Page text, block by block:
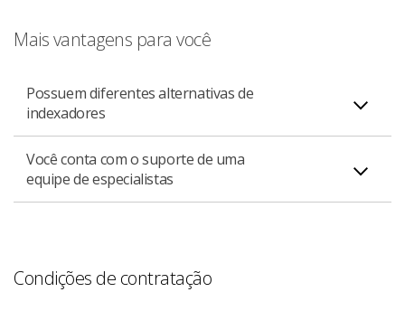
Mais vantagens para você
Possuem diferentes alternativas de
indexadores
Possui diferentes alternativas de indexadores, como
índices de preços e taxas pré ou pós-fixadas.
Você conta com o suporte de uma
equipe de especialistas
de acordo com o seu perfil de investidor.
Condições de contratação